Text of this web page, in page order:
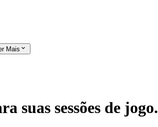
Mais
suas sessões de jogo.